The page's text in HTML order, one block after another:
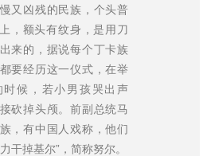
又凶残的民族，个头普
，额头有纹身，是用刀
来的，据说每个丁卡族
要经历这一仪式，在举
时候，若小男孩哭出声
砍掉头颅。前副总统马
，有中国人戏称，他们
干掉基尔”，简称努尔。